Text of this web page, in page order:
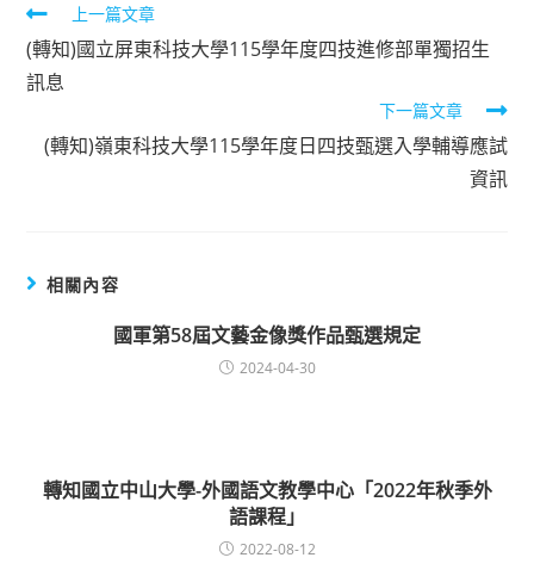
Read
more
上一篇文章
(轉知)國立屏東科技大學115學年度四技進修部單獨招生
訊息
下一篇文章
(轉知)嶺東科技大學115學年度日四技甄選入學輔導應試
資訊
相關內容
國軍第58屆文藝金像獎作品甄選規定
2024-04-30
轉知國立中山大學-外國語文教學中心「2022年秋季外
語課程」
2022-08-12